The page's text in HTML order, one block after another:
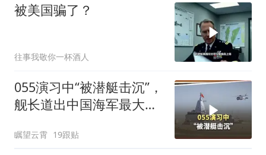
被美国骗了？
往事我敬你一杯酒人
055演习中“被潜艇击沉”，
舰长道出中国海军最大的
瞩望云霄 19跟贴